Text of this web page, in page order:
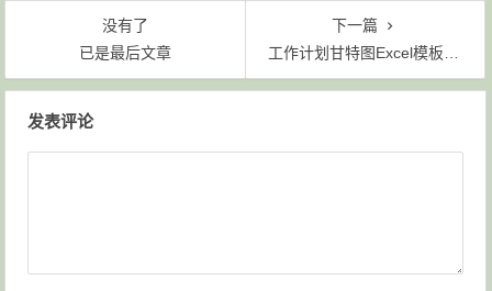
没有了
已是最后文章
下一篇
工作计划甘特图Excel模板下载
发表评论